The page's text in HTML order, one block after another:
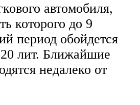
автомобиля,
которого до 9
период обойдется
лит. Ближайшие
недалеко от